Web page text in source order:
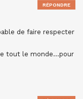
de faire respecter
tout le monde…pour
RÉPONDRE